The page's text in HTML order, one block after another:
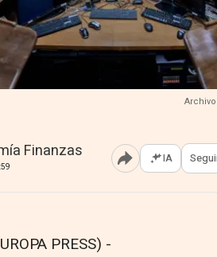
Finanzas
Abrir opciones
IA
PRESS) -